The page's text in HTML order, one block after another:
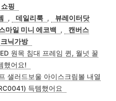
카쇼핑
, 데일리룩 ,
뷰레이터닷
마일 미니 에코백 ,
캔버스
닉가방
원목 침대 프레임 퀸, 월넛 꿀
했어요!
샐러드보울 아이스크림볼 내열
득템했어요